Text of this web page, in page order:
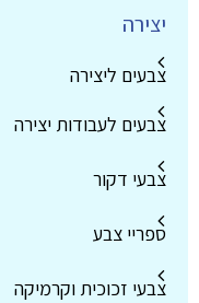
יצירה
צבעים ליצירה
צבעים לעבודות יצירה
צבעי דקור
ספריי צבע
צבעי זכוכית וקרמיקה